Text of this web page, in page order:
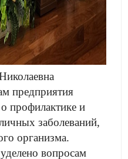
предприятия
профилактике и
заболеваний,
организма.
вопросам